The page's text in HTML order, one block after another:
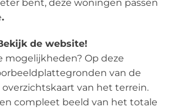
bent, deze woningen passen
.
de website!
mogelijkheden? Op deze
van de
van het terrein.
compleet beeld van het totale